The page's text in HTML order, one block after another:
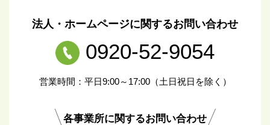
法人・ホームページに関するお問い合わせ
0920-52-9054
営業時間：平日9:00～17:00（土日祝日を除く）
各事業所に関するお問い合わせ